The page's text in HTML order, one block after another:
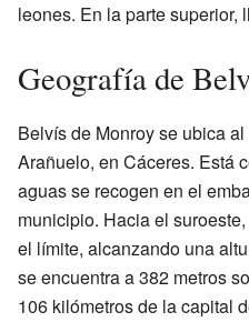
leones. En la parte superior,
Geografía de
Belvís de Monroy se ubica
Arañuelo, en Cáceres. Está
aguas se recogen en el
municipio. Hacia el
el límite, alcanzando una
se encuentra a 382 metros
106 kilómetros de la capital